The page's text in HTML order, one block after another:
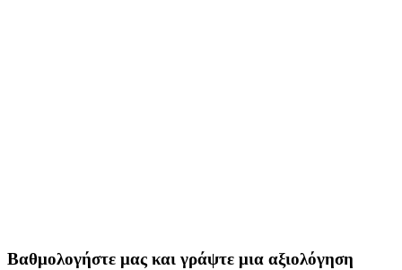
Βαθμολογήστε μας και γράψτε μια αξιολόγηση